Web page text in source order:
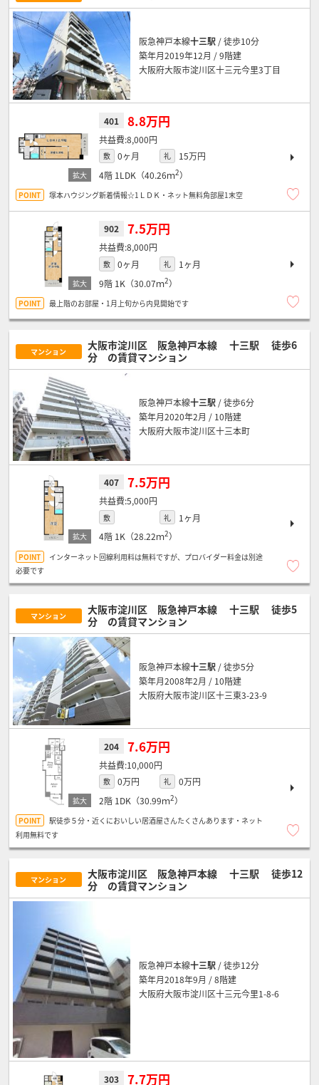
阪急神戸本線十三駅 / 徒歩10分
築年月2019年12月 / 9階建
大阪府大阪市淀川区十三元今里3丁目
401 8.8万円
8,000円
敷 0ヶ月 礼
15万円
4階 1LDK（40.26ｍ2）
塚本ハウジング新着情報☆1ＬＤＫ・ネット無料角部屋1末空
902 7.5万円
8,000円
敷 0ヶ月 礼
1ヶ月
9階 1K（30.07ｍ2）
最上階のお部屋・1月上旬から内見開始です
マンション 大阪市淀川区 阪急神戸本線 十三駅
徒歩6
分 の賃貸マンション
阪急神戸本線十三駅 / 徒歩6分
築年月2020年2月 / 10階建
大阪府大阪市淀川区十三本町
407 7.5万円
5,000円
敷 礼
1ヶ月
4階 1K（28.22ｍ2）
インターネット回線利用料は無料ですが、プロバイダー料金は別途
必要です
マンション 大阪市淀川区 阪急神戸本線 十三駅
徒歩5
分 の賃貸マンション
阪急神戸本線十三駅 / 徒歩5分
築年月2008年2月 / 10階建
大阪府大阪市淀川区十三東3-23-9
204 7.6万円
10,000円
敷 0万円 礼
0万円
2階 1DK（30.99ｍ2）
駅徒歩５分・近くにおいしい居酒屋さんたくさんあります・ネット
利用無料です
マンション 大阪市淀川区 阪急神戸本線 十三駅
徒歩12
分 の賃貸マンション
阪急神戸本線十三駅 / 徒歩12分
築年月2018年9月 / 8階建
大阪府大阪市淀川区十三元今里1-8-6
303 7.7万円